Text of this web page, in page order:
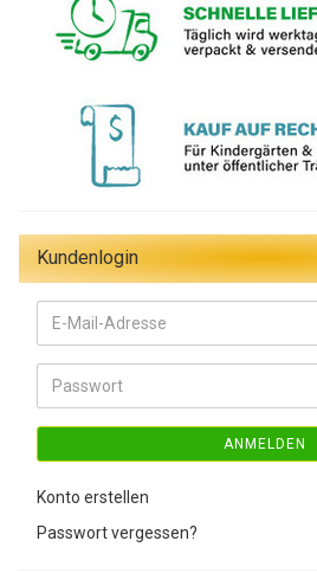
Kundenlogin
E-
Mail-
Adresse
Passwort
ANMELDEN
Konto erstellen
Passwort vergessen?